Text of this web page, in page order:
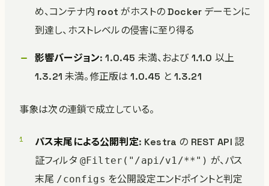
め、コンテナ内 root がホストの Docker デーモンに
到達し、ホストレベルの侵害に至り得る
影響バージョン: 1.0.45 未満、および 1.1.0 以上
1.3.21 未満。修正版は 1.0.45 と 1.3.21
事象は次の連鎖で成立している。
パス末尾による公開判定: Kestra の REST API 認
証フィルタ @Filter("/api/v1/**") が、パス
末尾 /configs を公開設定エンドポイントと判定